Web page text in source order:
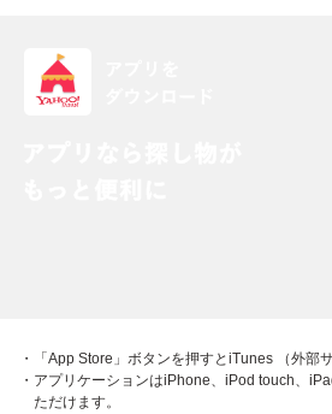
・「App Store」ボタンを押すとiTunes （外部
・アプリケーションはiPhone、iPod touch、
ただけます。